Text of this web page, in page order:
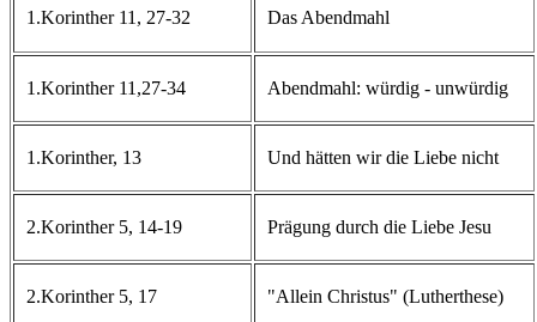
1.Korinther 11, 27-32 Das Abendmahl
1.Korinther 11,27-34 Abendmahl: würdig - unwürdig
1.Korinther, 13 Und hätten wir die Liebe nicht
2.Korinther 5, 14-19 Prägung durch die Liebe Jesu
2.Korinther 5, 17 "Allein Christus" (Lutherthese)